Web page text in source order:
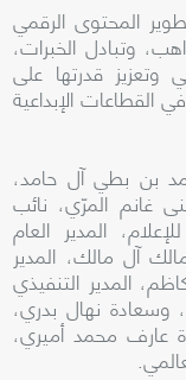
المحتوى الرقمي
وتبادل الخبرات،
قدرتها على
القطاعات الإبداعية
بن بطي آل حامد،
غانم المرّي، نائب
المدير العام
آل مالك، المدير
المدير التنفيذي
وسعادة نهال بدري،
عارف محمد أميري،